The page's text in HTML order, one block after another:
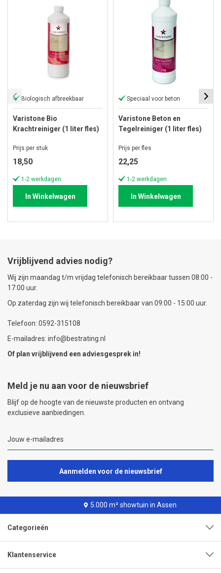
Biologisch afbreekbaar
Varistone Bio
Krachtreiniger (1 liter fles)
Prijs per stuk
18,50
1-2 werkdagen
In Winkelwagen
Speciaal voor beton
Varistone Beton en
Tegelreiniger (1 liter fles)
Prijs per fles
22,25
1-2 werkdagen
In Winkelwagen
Vrijblijvend advies nodig?
Wij zijn maandag t/m vrijdag telefonisch bereikbaar tussen 08:00 -
17:00 uur.
Op zaterdag zijn wij telefonisch bereikbaar van 09:00 - 15:00 uur.
Telefoon: 0592-315108
E-mailadres: info@bestrating.nl
Of plan vrijblijvend een adviesgesprek in!
Meld je nu aan voor de nieuwsbrief
Blijf op de hoogte van de nieuwste producten en ontvang
exclusieve aanbiedingen.
Aanmelden voor de nieuwsbrief
5.000 m² showtuin in Assen
Categorieën
Klantenservice